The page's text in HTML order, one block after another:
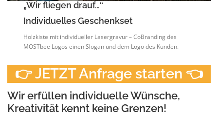
„Wir fliegen drauf…“
Individuelles Geschenkset
Holzkiste mit individueller Lasergravur – CoBranding des
MOSTbee Logos einen Slogan und dem Logo des Kunden.
👉 JETZT Anfrage starten 👈
Wir erfüllen individuelle Wünsche,
Kreativität kennt keine Grenzen!